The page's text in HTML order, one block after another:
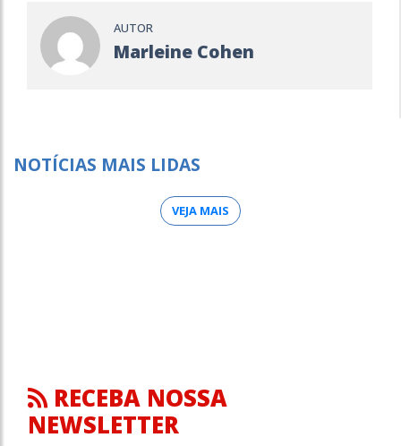
AUTOR
Marleine Cohen
NOTÍCIAS MAIS LIDAS
VEJA MAIS
RECEBA NOSSA
NEWSLETTER